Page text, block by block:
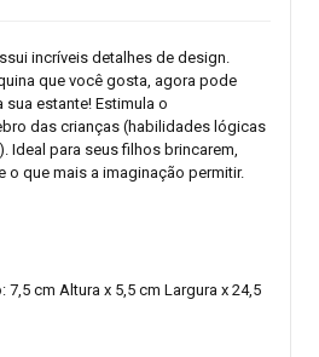
incríveis detalhes de design.
que você gosta, agora pode
estante! Estimula o
das crianças (habilidades lógicas
Ideal para seus filhos brincarem,
o que mais a imaginação permitir.
7,5 cm Altura x 5,5 cm Largura x 24,5